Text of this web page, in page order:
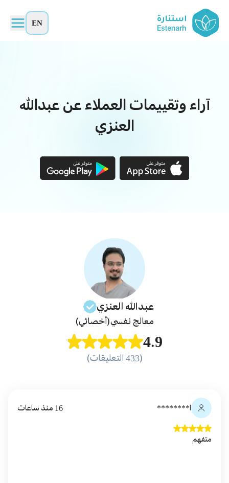
EN
آراء وتقييمات العملاء عن عبدالله
العنزي
عبدالله العنزي
معالج نفسي(أخصائي)
4.9
(433 التعليقات)
ا******** 16 منذ ساعات
متفهم